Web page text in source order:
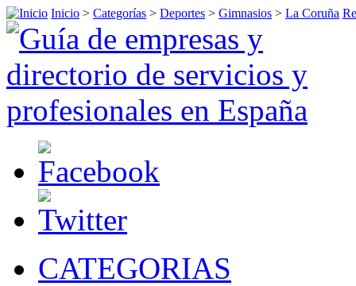
Inicio > Categorías > Deportes > Gimnasios > La Coruña
CATEGORIAS